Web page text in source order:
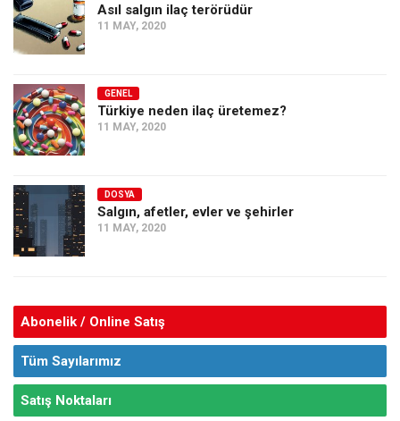
Asıl salgın ilaç terörüdür
11 MAY, 2020
GENEL
Türkiye neden ilaç üretemez?
11 MAY, 2020
DOSYA
Salgın, afetler, evler ve şehirler
11 MAY, 2020
Abonelik / Online Satış
Tüm Sayılarımız
Satış Noktaları